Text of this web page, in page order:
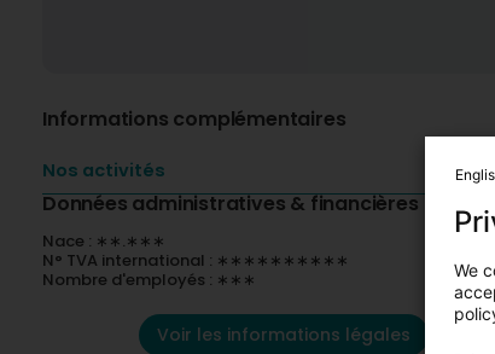
Informations complémentaires
Nos activités
Données administratives & financières
Nace : ∗∗.∗∗∗
N° TVA international : ∗∗∗∗∗∗∗∗∗∗
Nombre d'employés : ∗∗∗
Voir les informations légales
We